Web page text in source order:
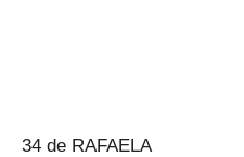
34 de RAFAELA